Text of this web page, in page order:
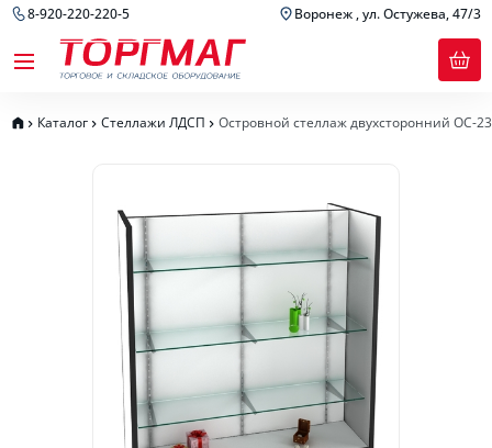
8-920-220-220-5 Воронеж , ул. Остужева, 47/3
Каталог Стеллажи ЛДСП Островной стеллаж двухсторонний ОС-23